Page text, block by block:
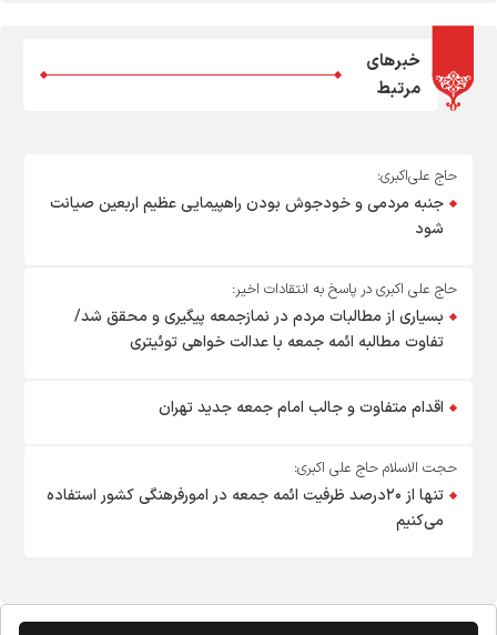
خبرهای
مرتبط
حاج علی‌اکبری:
جنبه مردمی و خودجوش بودن راهپیمایی عظیم اربعین صیانت
شود
حاج علی اکبری در پاسخ به انتقادات اخیر:
بسیاری از مطالبات مردم در نمازجمعه پیگیری و محقق شد/
تفاوت مطالبه ائمه جمعه با عدالت خواهی توئیتری
اقدام متفاوت و جالب امام جمعه جدید تهران
حجت الاسلام حاج علی اکبری:
تنها از ۲۰درصد ظرفیت ائمه جمعه در امورفرهنگی کشور استفاده
می‌کنیم